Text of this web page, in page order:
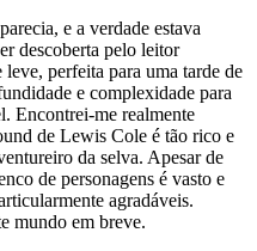
e a verdade estava
descoberta pelo leitor
perfeita para uma tarde de
e complexidade para
Encontrei-me realmente
de Lewis Cole é tão rico e
da selva. Apesar de
de personagens é vasto e
agradáveis.
mundo em breve.